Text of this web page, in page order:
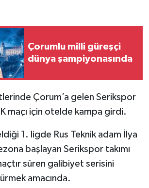
Çorumlu milli güreşçi
dünya şampiyonasında
Çorum’a gelen Serikspor
maçı için otelde kampa girdi.
1. ligde Rus Teknik adam İlya
başlayan Serikspor takımı
süren galibiyet serisini
amacında.